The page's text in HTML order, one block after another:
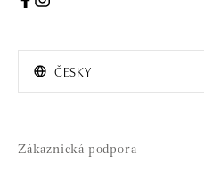
ČESKY
Zákaznická podpora